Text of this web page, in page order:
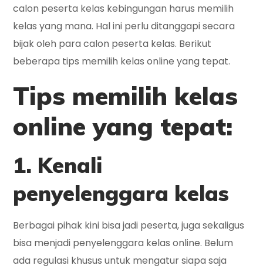
calon peserta kelas kebingungan harus memilih
kelas yang mana. Hal ini perlu ditanggapi secara
bijak oleh para calon peserta kelas. Berikut
beberapa tips memilih kelas online yang tepat.
Tips memilih kelas
online yang tepat:
1. Kenali
penyelenggara kelas
Berbagai pihak kini bisa jadi peserta, juga sekaligus
bisa menjadi penyelenggara kelas online. Belum
ada regulasi khusus untuk mengatur siapa saja